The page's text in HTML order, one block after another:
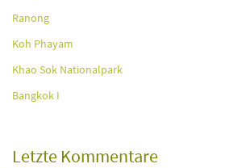
Ranong
Koh Phayam
Khao Sok Nationalpark
Bangkok I
Letzte Kommentare